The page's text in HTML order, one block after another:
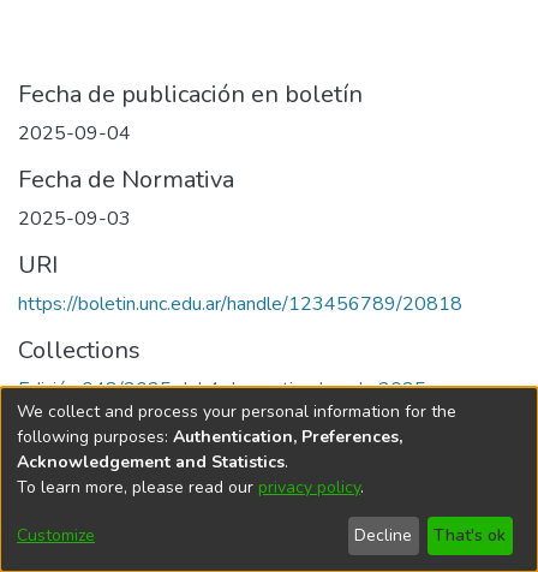
Fecha de publicación en boletín
2025-09-04
Fecha de Normativa
2025-09-03
URI
https://boletin.unc.edu.ar/handle/123456789/20818
Collections
Edición 048/2025 del 4 de septiembre de 2025
Universidad Nacional de Córdoba
We collect and process your personal information for the
following purposes: Authentication, Preferences,
Acknowledgement and Statistics.
To learn more, please read our privacy policy.
Customize Decline That's ok